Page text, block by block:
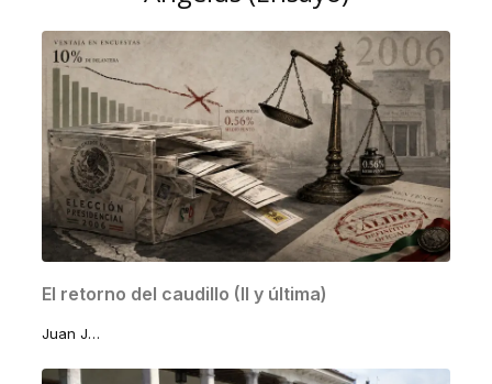
El retorno del caudillo (II y última)
Juan José Lomelí Sánchez